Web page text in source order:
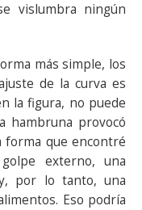
vislumbra ningún
más simple, los
de la curva es
la figura, no puede
hambruna provocó
forma que encontré
externo, una
por lo tanto, una
Eso podría